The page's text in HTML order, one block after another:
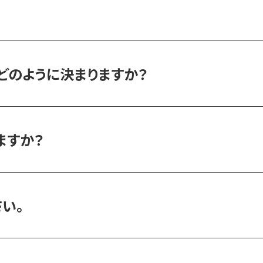
のように決まりますか？
か？
。